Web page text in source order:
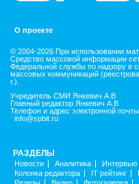
О проекте
© 2004-2026 При использовании
Средство массовой информации
Федеральной службы по надзору в
массовых коммуникаций
г.).
Учредитель СМИ Янкевич А.В
Главный редактор Янкевич А.В
Телефон и адрес электронной
info@spbit.ru
РАЗДЕЛЫ
Новости Аналитика Интервью
Колонка редактора
IT рейтинг
Релизы
Видео Фотогалерея